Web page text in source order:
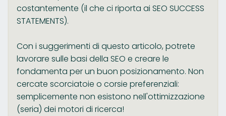
costantemente (il che ci riporta ai SEO SUCCESS
STATEMENTS).
Con i suggerimenti di questo articolo, potrete
lavorare sulle basi della SEO e creare le
fondamenta per un buon posizionamento. Non
cercate scorciatoie o corsie preferenziali:
semplicemente non esistono nell'ottimizzazione
(seria) dei motori di ricerca!